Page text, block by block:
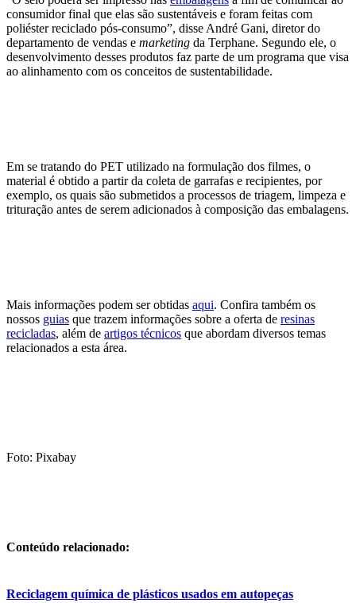
consumidor final que elas são sustentáveis e foram feitas com
poliéster reciclado pós-consumo”, disse André Gani, diretor do
departamento de vendas e marketing da Terphane. Segundo ele, o
desenvolvimento desses produtos faz parte de um programa que visa
ao alinhamento com os conceitos de sustentabilidade.
Em se tratando do PET utilizado na formulação dos filmes, o
material é obtido a partir da coleta de garrafas e recipientes, por
exemplo, os quais são submetidos a processos de triagem, limpeza e
trituração antes de serem adicionados à composição das embalagens.
Mais informações podem ser obtidas aqui. Confira também os
nossos guias que trazem informações sobre a oferta de resinas
recicladas, além de artigos técnicos que abordam diversos temas
relacionados a esta área.
Foto: Pixabay
Conteúdo relacionado:
Reciclagem química de plásticos usados em autopeças